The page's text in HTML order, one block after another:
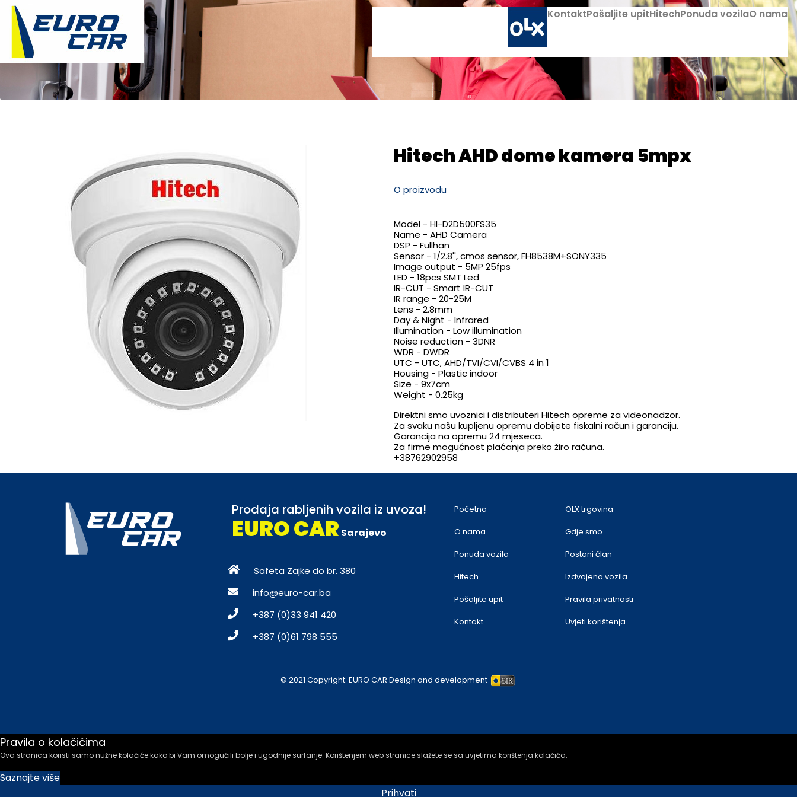
O nama
Ponuda vozila
Hitech
Pošaljite upit
Kontakt
Hitech AHD dome kamera 5mpx
O proizvodu
Model - HI-D2D500FS35
Name - AHD Camera
DSP - Fullhan
Sensor - 1/2.8'', cmos sensor, FH8538M+SONY335
Image output - 5MP 25fps
LED - 18pcs SMT Led
IR-CUT - Smart IR-CUT
IR range - 20-25M
Lens - 2.8mm
Day & Night - Infrared
Illumination - Low illumination
Noise reduction - 3DNR
WDR - DWDR
UTC - UTC, AHD/TVI/CVI/CVBS 4 in 1
Housing - Plastic indoor
Size - 9x7cm
Weight - 0.25kg
Direktni smo uvoznici i distributeri Hitech opreme za videonadzor.
Za svaku našu kupljenu opremu dobijete fiskalni račun i garanciju.
Garancija na opremu 24 mjeseca.
Za firme mogućnost plaćanja preko žiro računa.
+38762902958
Prodaja rabljenih vozila iz uvoza!
EURO CAR Sarajevo
Safeta Zajke do br. 380
info@euro-car.ba
+387 (0)33 941 420
+387 (0)61 798 555
Početna
O nama
Ponuda vozila
Hitech
Pošaljite upit
Kontakt
OLX trgovina
Gdje smo
Postani član
Izdvojena vozila
Pravila privatnosti
Uvjeti korištenja
© 2021 Copyright: EURO CAR Design and development
Pravila o kolačićima
Ova stranica koristi samo nužne kolačiće kako bi Vam omogućili bolje i ugodnije surfanje. Korištenjem web stranice slažete se sa uvjetima korištenja kolačića.
Saznajte više
Prihvati